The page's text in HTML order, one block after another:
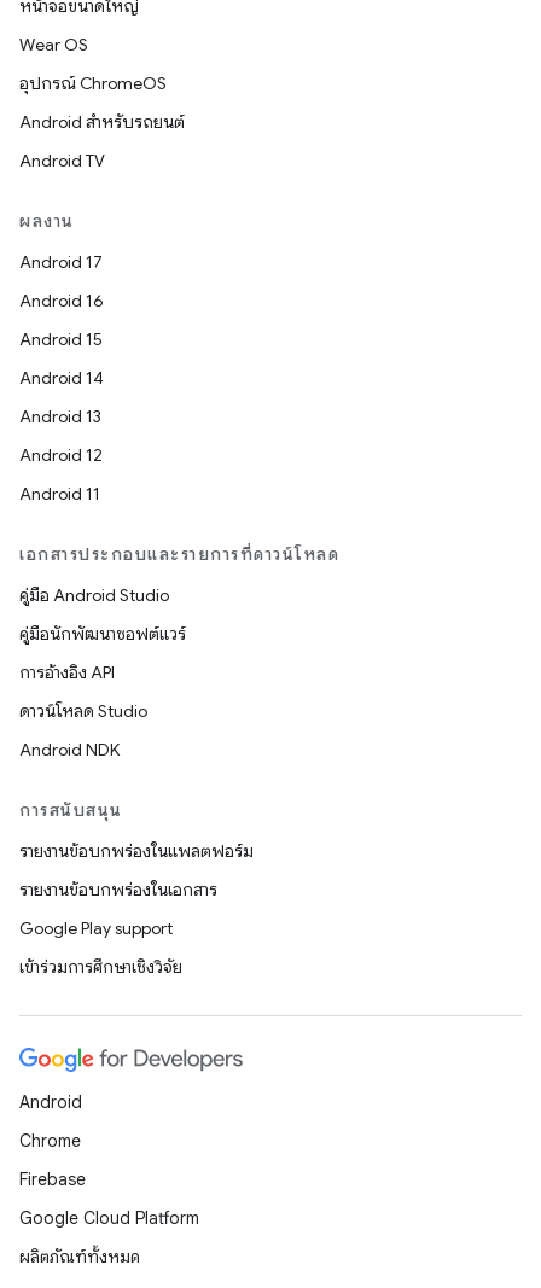
หน้าจอขนาดใหญ่
Wear OS
อุปกรณ์ ChromeOS
Android สำหรับรถยนต์
Android TV
ผลงาน
Android 17
Android 16
Android 15
Android 14
Android 13
Android 12
Android 11
เอกสารประกอบและรายการที่ดาวน์โหลด
คู่มือ Android Studio
คู่มือนักพัฒนาซอฟต์แวร์
การอ้างอิง API
ดาวน์โหลด Studio
Android NDK
การสนับสนุน
รายงานข้อบกพร่องในแพลตฟอร์ม
รายงานข้อบกพร่องในเอกสาร
Google Play support
เข้าร่วมการศึกษาเชิงวิจัย
Android
Chrome
Firebase
Google Cloud Platform
ผลิตภัณฑ์ทั้งหมด